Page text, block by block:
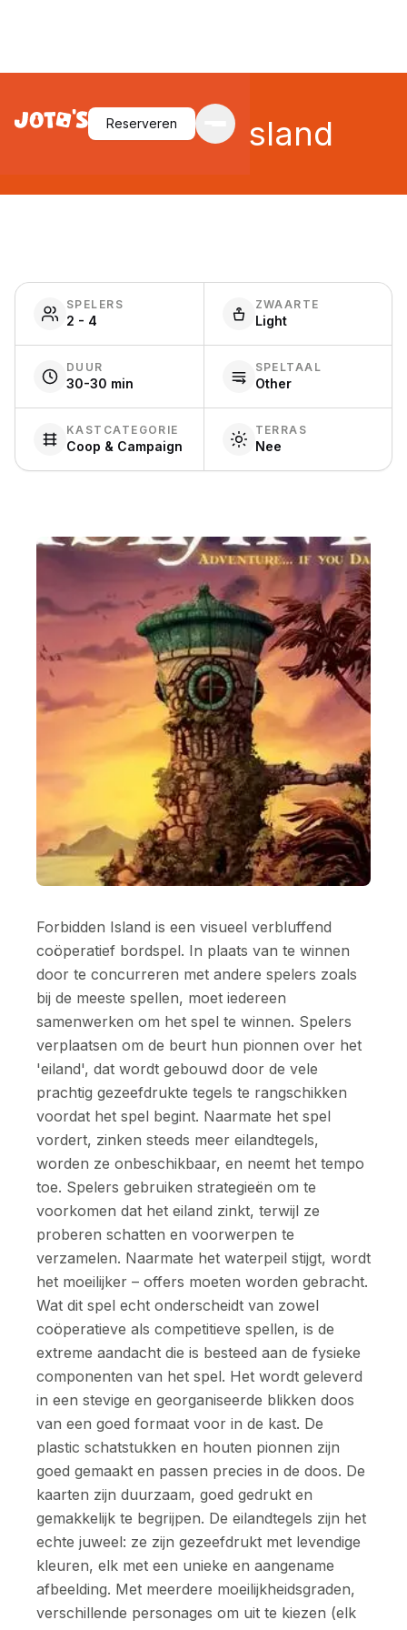
Reserveren
Forbidden Island
SPELERS
2 - 4
ZWAARTE
Light
DUUR
30-30 min
SPELTAAL
Other
KASTCATEGORIE
Coop & Campaign
TERRAS
Nee
Forbidden Island is een visueel verbluffend
coöperatief bordspel. In plaats van te winnen
door te concurreren met andere spelers zoals
bij de meeste spellen, moet iedereen
samenwerken om het spel te winnen. Spelers
verplaatsen om de beurt hun pionnen over het
'eiland', dat wordt gebouwd door de vele
prachtig gezeefdrukte tegels te rangschikken
voordat het spel begint. Naarmate het spel
vordert, zinken steeds meer eilandtegels,
worden ze onbeschikbaar, en neemt het tempo
toe. Spelers gebruiken strategieën om te
voorkomen dat het eiland zinkt, terwijl ze
proberen schatten en voorwerpen te
verzamelen. Naarmate het waterpeil stijgt, wordt
het moeilijker – offers moeten worden gebracht.
Wat dit spel echt onderscheidt van zowel
coöperatieve als competitieve spellen, is de
extreme aandacht die is besteed aan de fysieke
componenten van het spel. Het wordt geleverd
in een stevige en georganiseerde blikken doos
van een goed formaat voor in de kast. De
plastic schatstukken en houten pionnen zijn
goed gemaakt en passen precies in de doos. De
kaarten zijn duurzaam, goed gedrukt en
gemakkelijk te begrijpen. De eilandtegels zijn het
echte juweel: ze zijn gezeefdrukt met levendige
kleuren, elk met een unieke en aangename
afbeelding. Met meerdere moeilijkheidsgraden,
verschillende personages om uit te kiezen (elk